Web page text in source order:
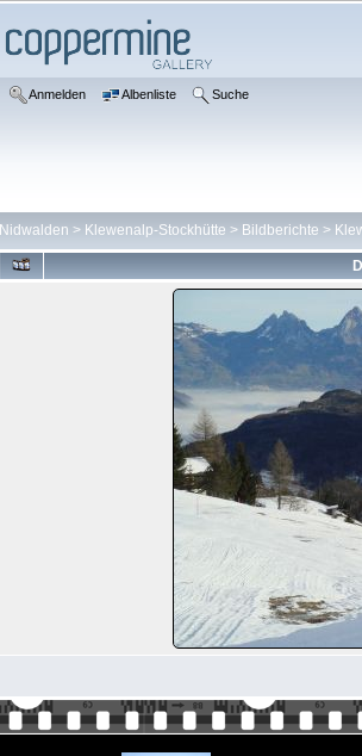
Anmelden Albenliste Suche
Nidwalden > Klewenalp-Stockhütte > Bildberichte >